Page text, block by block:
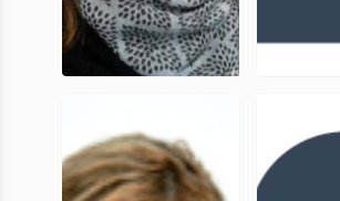
Chambrade
Membre
Membre